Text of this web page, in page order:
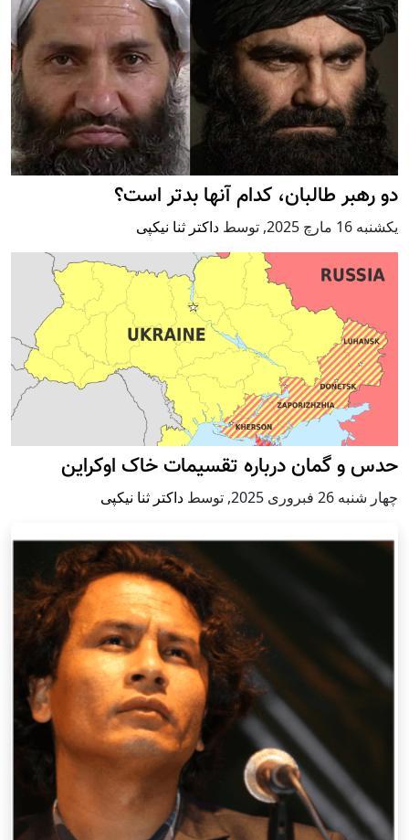
دو رهبر طالبان، کدام آنها بدتر است؟
يكشنبه 16 مارچ 2025 , توسط داکتر ثنا نیکپی
حدس و گمان درباره تقسیمات خاک اوکراین
چهار شنبه 26 فبروری 2025 , توسط داکتر ثنا نیکپی